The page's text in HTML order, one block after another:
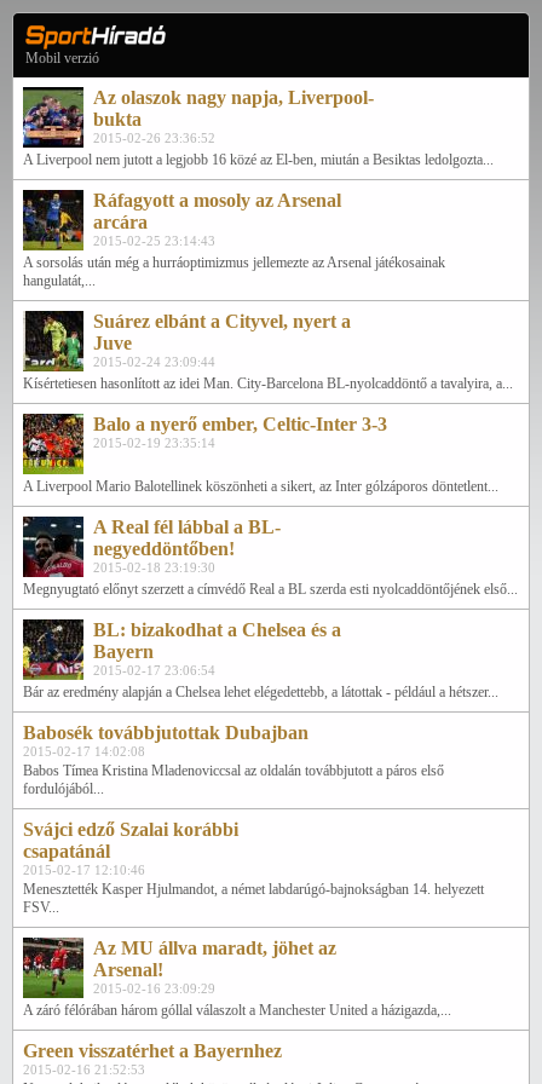
Mobil verzió
Az olaszok nagy napja, Liverpool-
bukta
2015-02-26 23:36:52
A Liverpool nem jutott a legjobb 16 közé az El-ben, miután a Besiktas ledolgozta...
Ráfagyott a mosoly az Arsenal
arcára
2015-02-25 23:14:43
A sorsolás után még a hurráoptimizmus jellemezte az Arsenal játékosainak
hangulatát,...
Suárez elbánt a Cityvel, nyert a
Juve
2015-02-24 23:09:44
Kísértetiesen hasonlított az idei Man. City-Barcelona BL-nyolcaddöntő a tavalyira, a...
Balo a nyerő ember, Celtic-Inter 3-3
2015-02-19 23:35:14
A Liverpool Mario Balotellinek köszönheti a sikert, az Inter gólzáporos döntetlent...
A Real fél lábbal a BL-
negyeddöntőben!
2015-02-18 23:19:30
Megnyugtató előnyt szerzett a címvédő Real a BL szerda esti nyolcaddöntőjének első...
BL: bizakodhat a Chelsea és a
Bayern
2015-02-17 23:06:54
Bár az eredmény alapján a Chelsea lehet elégedettebb, a látottak - például a hétszer...
Babosék továbbjutottak Dubajban
2015-02-17 14:02:08
Babos Tímea Kristina Mladenoviccsal az oldalán továbbjutott a páros első
fordulójából...
Svájci edző Szalai korábbi
csapatánál
2015-02-17 12:10:46
Menesztették Kasper Hjulmandot, a német labdarúgó-bajnokságban 14. helyezett
FSV...
Az MU állva maradt, jöhet az
Arsenal!
2015-02-16 23:09:29
A záró félórában három góllal válaszolt a Manchester United a házigazda,...
Green visszatérhet a Bayernhez
2015-02-16 21:52:53